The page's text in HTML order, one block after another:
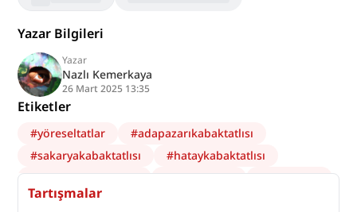
Yazar Bilgileri
Yazar
Nazlı Kemerkaya
26 Mart 2025 13:35
Etiketler
#yöreseltatlar #adapazarıkabaktatlısı
#sakaryakabaktatlısı #hataykabaktatlısı
#antalyakabaktatlısı #kabaktatlısı #Balkabağı
#TürkMutfağı
Tartışmalar